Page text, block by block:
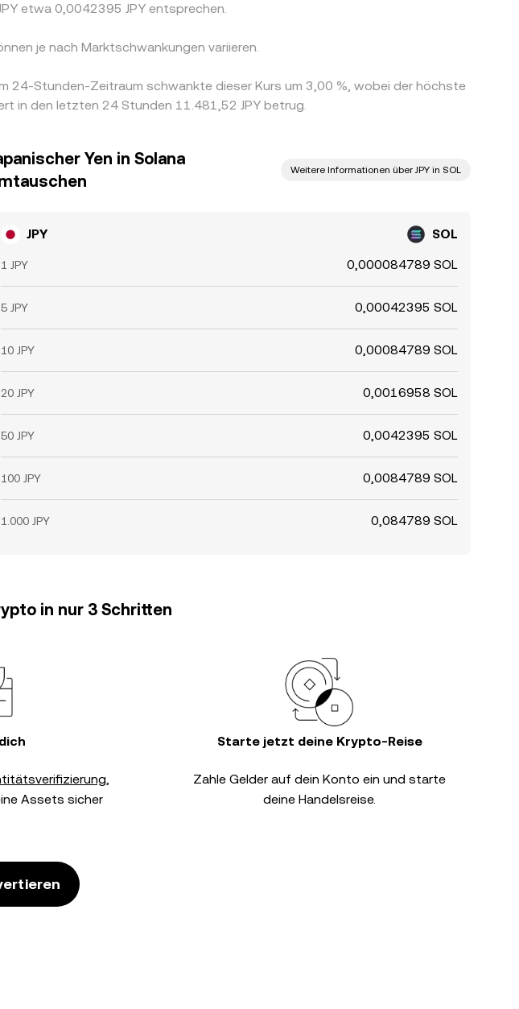
etwa 0,0042395 JPY entsprechen.
je nach Marktschwankungen variieren.
24-Stunden-Zeitraum schwankte dieser Kurs um 3,00 %, wobei der höchste
in den letzten 24 Stunden 11.481,52 JPY betrug.
Yen in Solana
Weitere Informationen über JPY in SOL
JPY SOL
1 JPY 0,000084789 SOL
5 JPY 0,00042395 SOL
10 JPY 0,00084789 SOL
20 JPY 0,0016958 SOL
50 JPY 0,0042395 SOL
100 JPY 0,0084789 SOL
1.000 JPY 0,084789 SOL
in nur 3 Schritten
,
Assets sicher
Starte jetzt deine Krypto-Reise
Zahle Gelder auf dein Konto ein und starte
deine Handelsreise.